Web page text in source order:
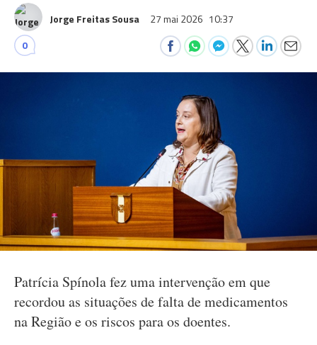
Jorge Freitas Sousa 27 mai 2026 10:37
0
Patrícia Spínola fez uma intervenção em que
recordou as situações de falta de medicamentos
na Região e os riscos para os doentes.